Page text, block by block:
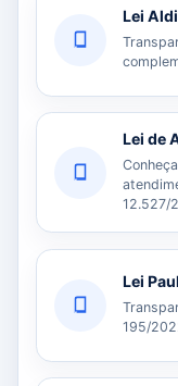
Lei
Lei de
12.527/
Lei
195/